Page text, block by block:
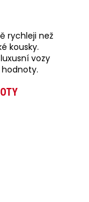
rychleji než
kousky.
vozy